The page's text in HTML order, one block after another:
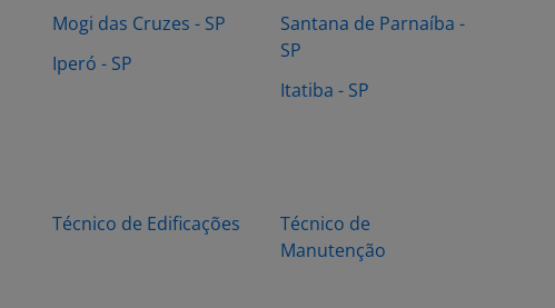
Mogi das Cruzes - SP
Iperó - SP
Santana de Parnaíba -
SP
Itatiba - SP
Técnico de Edificações
Técnico de
Manutenção